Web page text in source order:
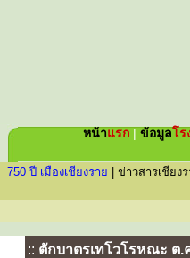
หน้าแรก | ข้อมูลโร
750 ปี เมืองเชียงราย ข่าวสารเชียง
:: ตักบาตรเทโวโรหณะ ต.